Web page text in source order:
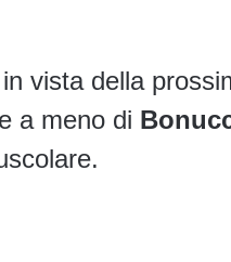
in vista della
a meno di